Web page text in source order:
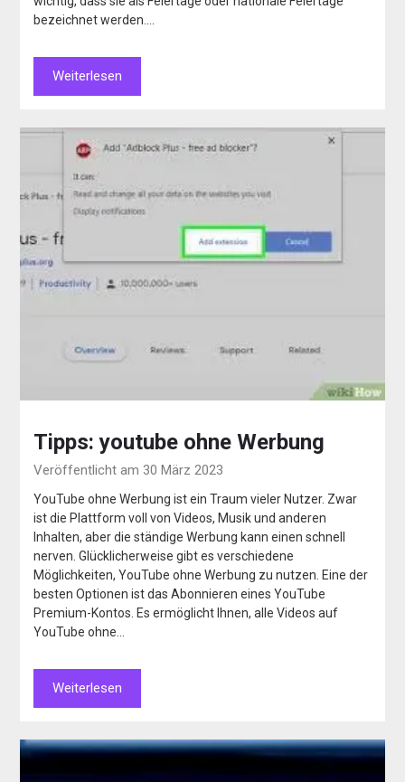
bezeichnet werden….
Weiterlesen
Tipps: youtube ohne Werbung
Veröffentlicht am 30 März 2023
YouTube ohne Werbung ist ein Traum vieler Nutzer. Zwar
ist die Plattform voll von Videos, Musik und anderen
Inhalten, aber die ständige Werbung kann einen schnell
nerven. Glücklicherweise gibt es verschiedene
Möglichkeiten, YouTube ohne Werbung zu nutzen. Eine der
besten Optionen ist das Abonnieren eines YouTube
Premium-Kontos. Es ermöglicht Ihnen, alle Videos auf
YouTube ohne…
Weiterlesen